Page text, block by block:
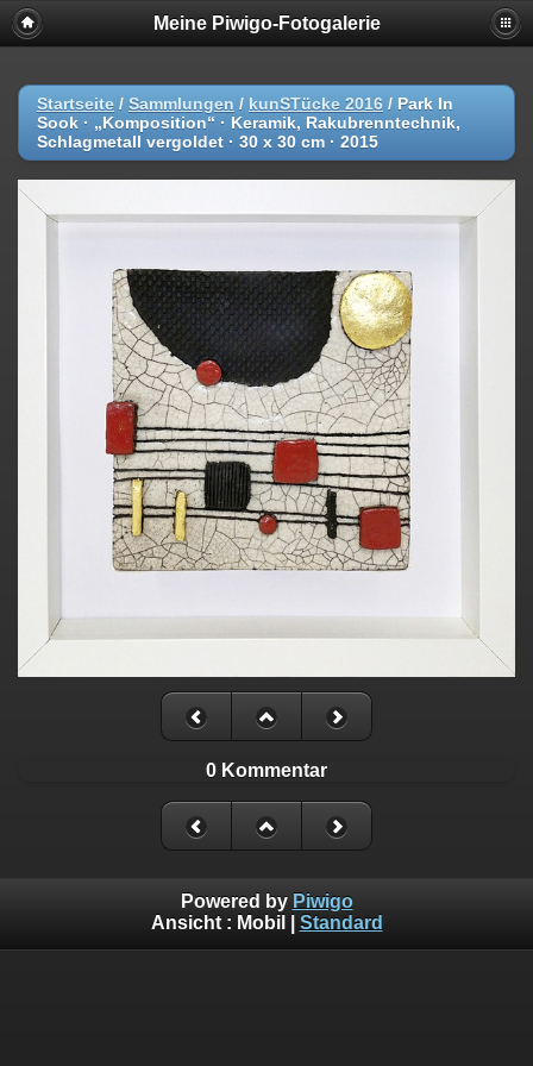
Meine Piwigo-Fotogalerie
Startseite / Sammlungen / kunSTücke 2016 / Park In
Sook · „Komposition“ · Keramik, Rakubrenntechnik,
Schlagmetall vergoldet · 30 x 30 cm · 2015
0 Kommentar
Powered by Piwigo
Ansicht : Mobil Standard